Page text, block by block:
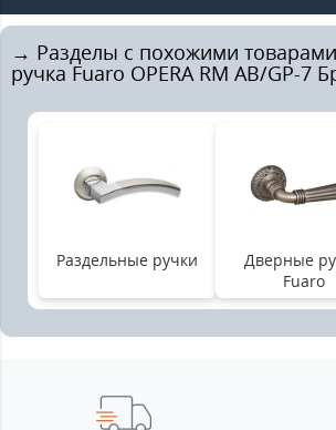
→ Разделы с похожими
ручка Fuaro OPERA RM AB/GP-7
Раздельные ручки
Дверные
Fuaro